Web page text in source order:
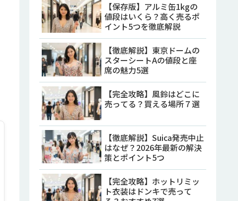
【保存版】アルミ缶1kgの
値段はいくら？高く売るポ
イント5つを徹底解説
【徹底解説】東京ドームの
スターシートAの値段と座
席の魅力5選
【完全攻略】風鈴はどこに
売ってる？買える場所７選
【徹底解説】Suica発売中止
はなぜ？2026年最新の解決
策とポイント5つ
【完全攻略】ホットリミッ
ト衣装はドンキで売って